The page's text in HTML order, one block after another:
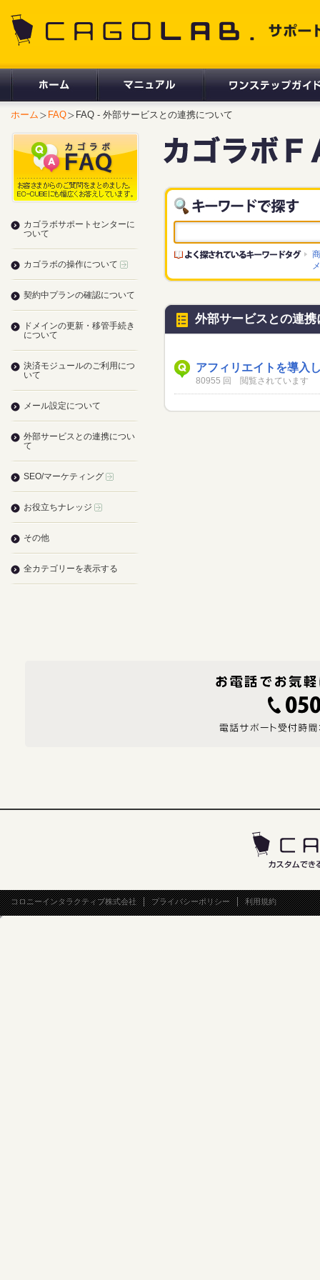
ホーム FAQ FAQ - 外部サービスとの連携について
外部サービスとの連携
アフィリエイトを導入
80955 回 閲覧されています
カゴラボサポートセンターに
ついて
カゴラボの操作について
契約中プランの確認について
ドメインの更新・移管手続き
について
決済モジュールのご利用につ
いて
メール設定について
外部サービスとの連携につい
て
SEO/マーケティング
お役立ちナレッジ
その他
全カテゴリーを表示する
コロニーインタラクティブ株式会社 プライバシーポリシー 利用規約